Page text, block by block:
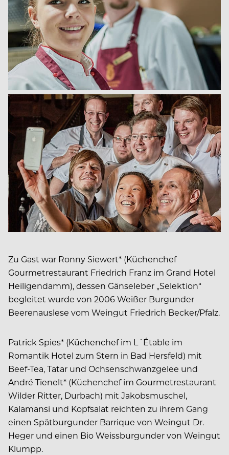
Zu Gast war Ronny Siewert* (Küchenchef
Gourmetrestaurant Friedrich Franz im Grand Hotel
Heiligendamm), dessen Gänseleber „Selektion“
begleitet wurde von 2006 Weißer Burgunder
Beerenauslese vom Weingut Friedrich Becker/Pfalz.
Patrick Spies* (Küchenchef im L´Étable im
Romantik Hotel zum Stern in Bad Hersfeld) mit
Beef-Tea, Tatar und Ochsenschwanzgelee und
André Tienelt* (Küchenchef im Gourmetrestaurant
Wilder Ritter, Durbach) mit Jakobsmuschel,
Kalamansi und Kopfsalat reichten zu ihrem Gang
einen Spätburgunder Barrique von Weingut Dr.
Heger und einen Bio Weissburgunder von Weingut
Klumpp.